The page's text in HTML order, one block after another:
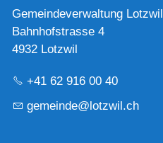
Gemeindeverwaltung Lotzwil
Bahnhofstrasse 4
4932 Lotzwil
+41 62 916 00 40
g m nd l tzw l ch